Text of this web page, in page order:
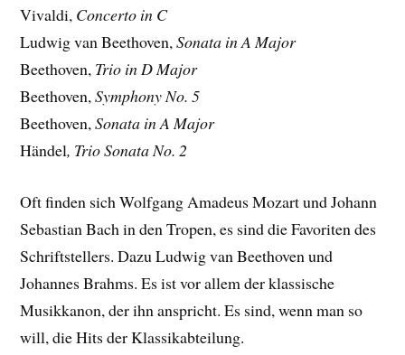
Vivaldi, Concerto in C
Ludwig van Beethoven,Sonata in A Major
Beethoven, Trio in D Major
Beethoven,Symphony No. 5
Beethoven,Sonata in A Major
Händel, Trio Sonata No. 2
Oft finden sich Wolfgang Amadeus Mozart und Johann
Sebastian Bach in den Tropen, es sind die Favoriten des
Schriftstellers. Dazu Ludwig van Beethoven und
Johannes Brahms. Es ist vor allem der klassische
Musikkanon, der ihn anspricht. Es sind, wenn man so
will, die Hits der Klassikabteilung.